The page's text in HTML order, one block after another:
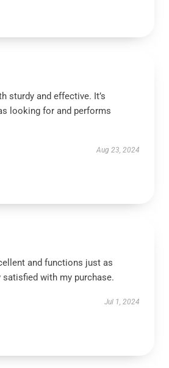
sturdy and effective. It’s
looking for and performs
Aug 23, 2024
and functions just as
satisfied with my purchase.
Jul 1, 2024